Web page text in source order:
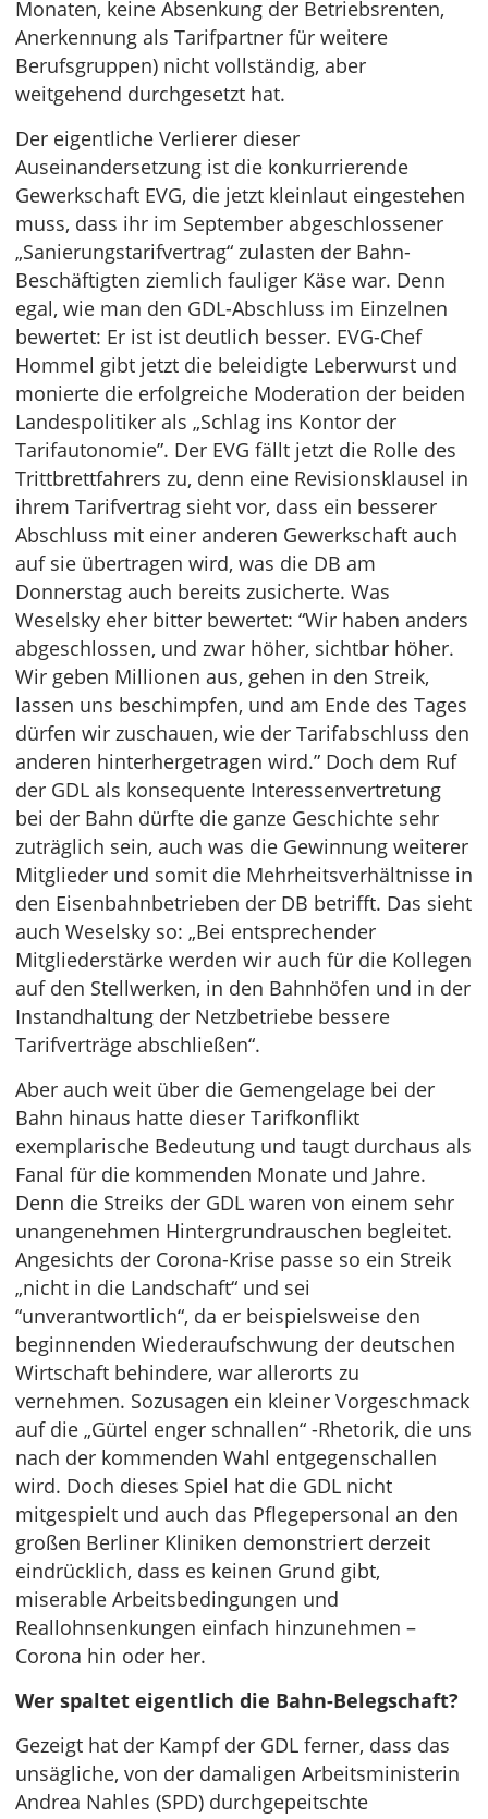
Monaten, keine Absenkung der Betriebsrenten,
Anerkennung als Tarifpartner für weitere
Berufsgruppen) nicht vollständig, aber
weitgehend durchgesetzt hat.
Der eigentliche Verlierer dieser
Auseinandersetzung ist die konkurrierende
Gewerkschaft EVG, die jetzt kleinlaut eingestehen
muss, dass ihr im September abgeschlossener
„Sanierungstarifvertrag“ zulasten der Bahn-
Beschäftigten ziemlich fauliger Käse war. Denn
egal, wie man den GDL-Abschluss im Einzelnen
bewertet: Er ist ist deutlich besser. EVG-Chef
Hommel gibt jetzt die beleidigte Leberwurst und
monierte die erfolgreiche Moderation der beiden
Landespolitiker als „Schlag ins Kontor der
Tarifautonomie”. Der EVG fällt jetzt die Rolle des
Trittbrettfahrers zu, denn eine Revisionsklausel in
ihrem Tarifvertrag sieht vor, dass ein besserer
Abschluss mit einer anderen Gewerkschaft auch
auf sie übertragen wird, was die DB am
Donnerstag auch bereits zusicherte. Was
Weselsky eher bitter bewertet: “Wir haben anders
abgeschlossen, und zwar höher, sichtbar höher.
Wir geben Millionen aus, gehen in den Streik,
lassen uns beschimpfen, und am Ende des Tages
dürfen wir zuschauen, wie der Tarifabschluss den
anderen hinterhergetragen wird.” Doch dem Ruf
der GDL als konsequente Interessenvertretung
bei der Bahn dürfte die ganze Geschichte sehr
zuträglich sein, auch was die Gewinnung weiterer
Mitglieder und somit die Mehrheitsverhältnisse in
den Eisenbahnbetrieben der DB betrifft. Das sieht
auch Weselsky so: „Bei entsprechender
Mitgliederstärke werden wir auch für die Kollegen
auf den Stellwerken, in den Bahnhöfen und in der
Instandhaltung der Netzbetriebe bessere
Tarifverträge abschließen“.
Aber auch weit über die Gemengelage bei der
Bahn hinaus hatte dieser Tarifkonflikt
exemplarische Bedeutung und taugt durchaus als
Fanal für die kommenden Monate und Jahre.
Denn die Streiks der GDL waren von einem sehr
unangenehmen Hintergrundrauschen begleitet.
Angesichts der Corona-Krise passe so ein Streik
„nicht in die Landschaft“ und sei
“unverantwortlich“, da er beispielsweise den
beginnenden Wiederaufschwung der deutschen
Wirtschaft behindere, war allerorts zu
vernehmen. Sozusagen ein kleiner Vorgeschmack
auf die „Gürtel enger schnallen“ -Rhetorik, die uns
nach der kommenden Wahl entgegenschallen
wird. Doch dieses Spiel hat die GDL nicht
mitgespielt und auch das Pflegepersonal an den
großen Berliner Kliniken demonstriert derzeit
eindrücklich, dass es keinen Grund gibt,
miserable Arbeitsbedingungen und
Reallohnsenkungen einfach hinzunehmen –
Corona hin oder her.
Wer spaltet eigentlich die Bahn-Belegschaft?
Gezeigt hat der Kampf der GDL ferner, dass das
unsägliche, von der damaligen Arbeitsministerin
Andrea Nahles (SPD) durchgepeitschte